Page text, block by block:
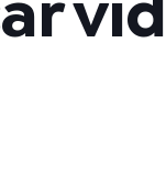
vid